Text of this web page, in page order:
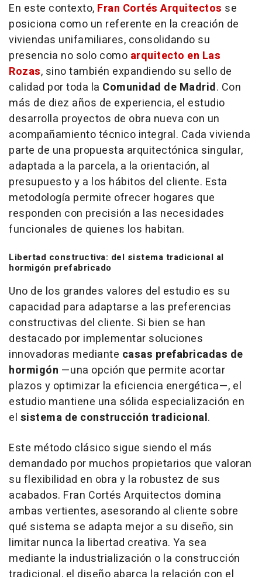
En este contexto, Fran Cortés Arquitectos se
posiciona como un referente en la creación de
viviendas unifamiliares, consolidando su
presencia no solo como arquitecto en Las
Rozas, sino también expandiendo su sello de
calidad por toda la Comunidad de Madrid. Con
más de diez años de experiencia, el estudio
desarrolla proyectos de obra nueva con un
acompañamiento técnico integral. Cada vivienda
parte de una propuesta arquitectónica singular,
adaptada a la parcela, a la orientación, al
presupuesto y a los hábitos del cliente. Esta
metodología permite ofrecer hogares que
responden con precisión a las necesidades
funcionales de quienes los habitan.
Libertad constructiva: del sistema tradicional al
hormigón prefabricado
Uno de los grandes valores del estudio es su
capacidad para adaptarse a las preferencias
constructivas del cliente. Si bien se han
destacado por implementar soluciones
innovadoras mediante casas prefabricadas de
hormigón —una opción que permite acortar
plazos y optimizar la eficiencia energética—, el
estudio mantiene una sólida especialización en
el sistema de construcción tradicional.
Este método clásico sigue siendo el más
demandado por muchos propietarios que valoran
su flexibilidad en obra y la robustez de sus
acabados. Fran Cortés Arquitectos domina
ambas vertientes, asesorando al cliente sobre
qué sistema se adapta mejor a su diseño, sin
limitar nunca la libertad creativa. Ya sea
mediante la industrialización o la construcción